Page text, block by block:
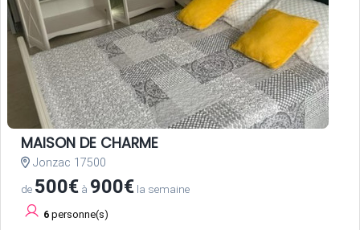
MAISON DE CHARME
Jonzac 17500
de 500€ à 900€ la semaine
6 personne(s)